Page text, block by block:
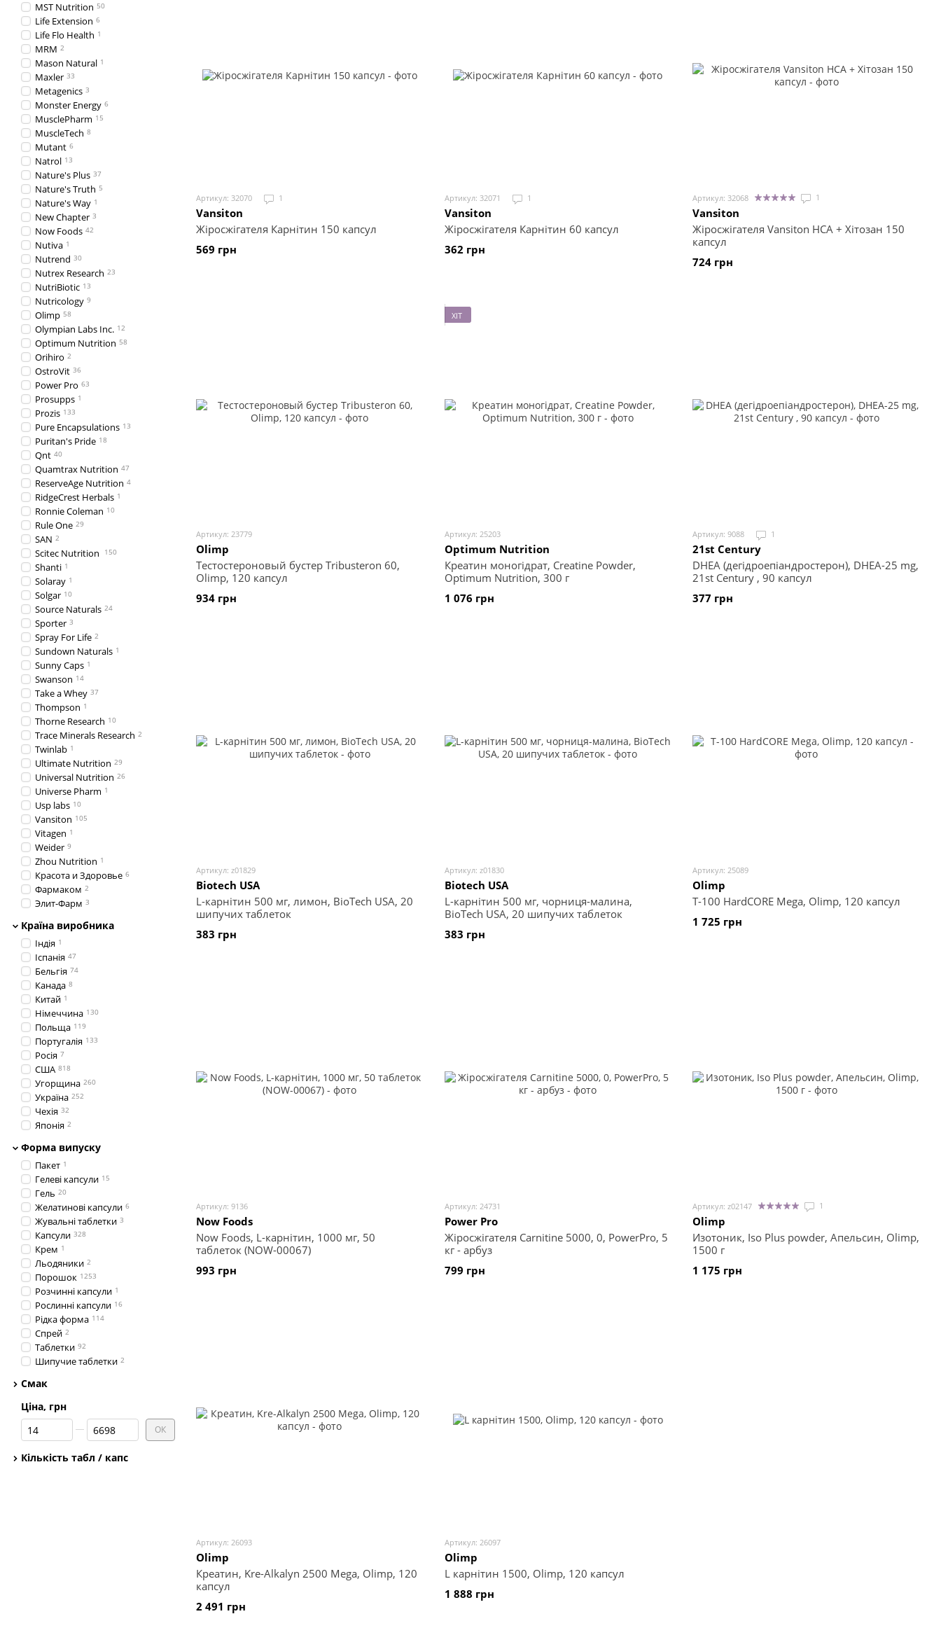
Артикул: 32070 1
Vansiton
Жіросжігателя Карнітин 150 капсул
569 грн
Артикул: 32071 1
Vansiton
Жіросжігателя Карнітин 60 капсул
362 грн
Артикул: 32068 1
Vansiton
Жіросжігателя Vansiton НСА + Хітозан 150
капсул
724 грн
Артикул: 23779
Olimp
Тестостероновый бустер Tribusteron 60,
Olimp, 120 капсул
934 грн
ХІТ
Артикул: 25203
Optimum Nutrition
Креатин моногідрат, Creatine Powder,
Optimum Nutrition, 300 г
1 076 грн
Артикул: 9088 1
21st Century
DHEA (дегідроепіандростерон), DHEA-25 mg,
21st Century , 90 капсул
377 грн
Артикул: z01829
Biotech USA
L-карнітин 500 мг, лимон, BioTech USA, 20
шипучих таблеток
383 грн
Артикул: z01830
Biotech USA
L-карнітин 500 мг, чорниця-малина,
BioTech USA, 20 шипучих таблеток
383 грн
Артикул: 25089
Olimp
T-100 HardCORE Mega, Olimp, 120 капсул
1 725 грн
Артикул: 9136
Now Foods
Now Foods, L-карнітин, 1000 мг, 50
таблеток (NOW-00067)
993 грн
Артикул: 24731
Power Pro
Жіросжігателя Carnitinе 5000, 0, PowerPro, 5
кг - арбуз
799 грн
Артикул: z02147 1
Olimp
Изотоник, Iso Plus powder, Апельсин, Olimp,
1500 г
1 175 грн
Артикул: 26093
Olimp
Креатин, Kre-Alkalyn 2500 Mega, Olimp, 120
капсул
2 491 грн
Артикул: 26097
Olimp
L карнітин 1500, Olimp, 120 капсул
1 888 грн
MST Nutrition 50
Life Extension 6
Life Flo Health 1
MRM 2
Mason Natural 1
Maxler 33
Metagenics 3
Monster Energy 6
MusclePharm 15
MuscleTech 8
Mutant 6
Natrol 13
Nature's Plus 37
Nature's Truth 5
Nature's Way 1
New Chapter 3
Now Foods 42
Nutiva 1
Nutrend 30
Nutrex Research 23
NutriBiotic 13
Nutricology 9
Olimp 58
Olympian Labs Inc. 12
Optimum Nutrition 58
Orihiro 2
OstroVit 36
Power Pro 63
Prosupps 1
Prozis 133
Pure Encapsulations 13
Puritan's Pride 18
Qnt 40
Quamtrax Nutrition 47
ReserveAge Nutrition 4
RidgeCrest Herbals 1
Ronnie Coleman 10
Rule One 29
SAN 2
Scitec Nutrition 150
Shanti 1
Solaray 1
Solgar 10
Source Naturals 24
Sporter 3
Spray For Life 2
Sundown Naturals 1
Sunny Caps 1
Swanson 14
Take a Whey 37
Thompson 1
Thorne Research 10
Trace Minerals Research 2
Twinlab 1
Ultimate Nutrition 29
Universal Nutrition 26
Universe Pharm 1
Usp labs 10
Vansiton 105
Vitagen 1
Weider 9
Zhou Nutrition 1
Красота и Здоровье 6
Фармаком 2
Элит-Фарм 3
Країна виробника
Індія 1
Іспанія 47
Бельгія 74
Канада 8
Китай 1
Німеччина 130
Польща 119
Португалія 133
Росія 7
США 818
Угорщина 260
Україна 252
Чехія 32
Японія 2
Форма випуску
Пакет 1
Гелеві капсули 15
Гель 20
Желатинові капсули 6
Жувальні таблетки 3
Капсули 328
Крем 1
Льодяники 2
Порошок 1253
Розчинні капсули 1
Рослинні капсули 16
Рідка форма 114
Спрей 2
Таблетки 92
Шипучие таблетки 2
Смак
Ціна, грн
Від Ціна, грн
До Ціна, грн ОК
Кількість табл / капс